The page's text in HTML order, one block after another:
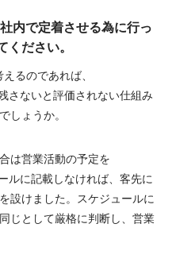
内で定着させる為に行っ
ださい。
るのであれば、
さないと評価されない仕組み
しょうか。
は営業活動の予定を
ルに記載しなければ、客先に
設けました。スケジュールに
じとして厳格に判断し、営業